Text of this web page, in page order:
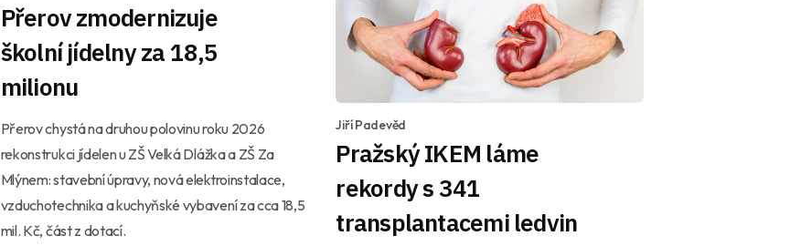
Přerov zmodernizuje
školní jídelny za 18,5
milionu
Přerov chystá na druhou polovinu roku 2026
rekonstrukci jídelen u ZŠ Velká Dlážka a ZŠ Za
Mlýnem: stavební úpravy, nová elektroinstalace,
vzduchotechnika a kuchyňské vybavení za cca 18,5
mil. Kč, část z dotací.
Jiří Padevěd
Pražský IKEM láme
rekordy s 341
transplantacemi ledvin